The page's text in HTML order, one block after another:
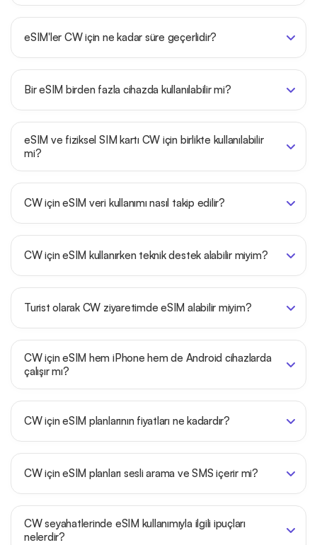
eSIM'ler CW için ne kadar süre geçerlidir?
Bir eSIM birden fazla cihazda kullanılabilir mi?
eSIM ve fiziksel SIM kartı CW için birlikte kullanılabilir
mi?
CW için eSIM veri kullanımı nasıl takip edilir?
CW için eSIM kullanırken teknik destek alabilir miyim?
Turist olarak CW ziyaretimde eSIM alabilir miyim?
CW için eSIM hem iPhone hem de Android cihazlarda
çalışır mı?
CW için eSIM planlarının fiyatları ne kadardır?
CW için eSIM planları sesli arama ve SMS içerir mi?
CW seyahatlerinde eSIM kullanımıyla ilgili ipuçları
nelerdir?